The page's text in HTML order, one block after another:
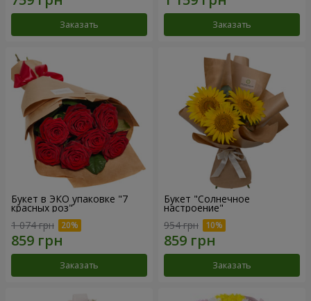
Заказать Заказать
Букет в ЭКО упаковке "7
красных роз"
1 074 грн
Заказать
Букет "Солнечное
настроение"
954 грн
Заказать